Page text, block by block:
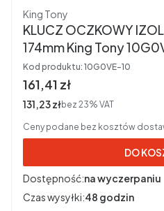
Producent
King Tony
KLUCZ OCZKOWY
174mm King Tony
Kod produktu: 10G0VE-10
Cena brutto
161,41 zł
Cena netto
131,23 złbez 23% VAT
Ceny podane bez kosztów
DO
Dostępność:na wyczerpaniu
Czas wysyłki:48 godzin